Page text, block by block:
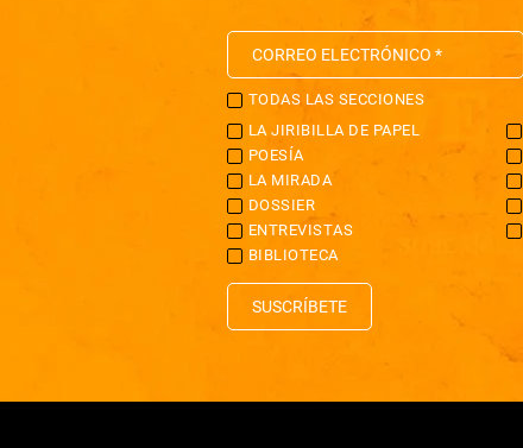
TODAS LAS SECCIONES
LA JIRIBILLA DE PAPEL
POESÍA
LA MIRADA
DOSSIER
ENTREVISTAS
BIBLIOTECA
SUSCRÍBETE